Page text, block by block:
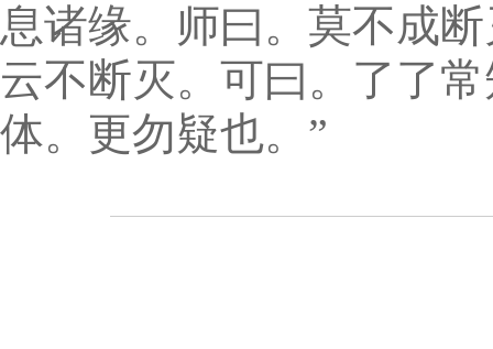
息诸缘。师曰。莫不成
云不断灭。可曰。了了
体。更勿疑也。”